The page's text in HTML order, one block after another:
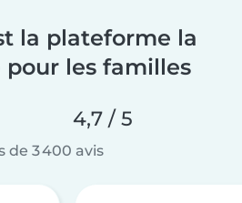
la plateforme la
pour les familles
4,7 / 5
de 3 400 avis